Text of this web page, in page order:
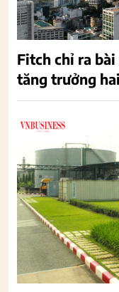
Fitch chỉ ra
tăng trưởng